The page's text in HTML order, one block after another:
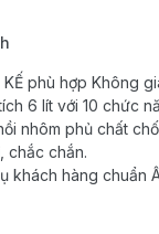
KẾ phù hợp Không
6 lít với 10 chức
nhôm phủ chất
chắc chắn.
khách hàng chuẩn